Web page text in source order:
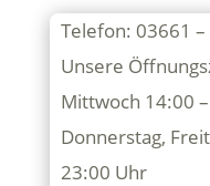
Telefon: 03661
Unsere
Mittwoch 14:00
Donnerstag,
23:00 Uhr